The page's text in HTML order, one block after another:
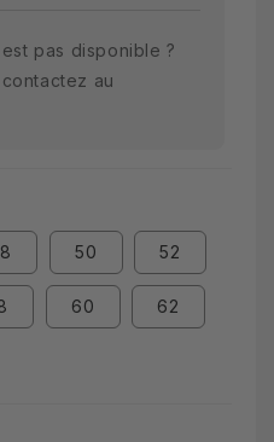
pas disponible ?
au
50 52
60 62